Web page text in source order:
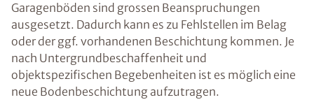
Garagenböden sind grossen Beanspruchungen
ausgesetzt. Dadurch kann es zu Fehlstellen im Belag
oder der ggf. vorhandenen Beschichtung kommen. Je
nach Untergrundbeschaffenheit und
objektspezifischen Begebenheiten ist es möglich eine
neue Bodenbeschichtung aufzutragen.